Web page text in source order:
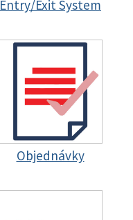
Entry/Exit System
Objednávky